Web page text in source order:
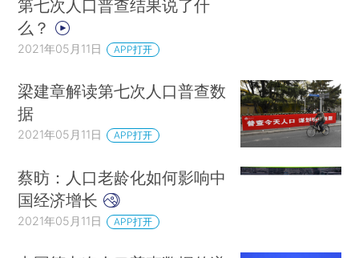
第七次人口普查结果说了什
么？
2021年05月11日 APP打开
梁建章解读第七次人口普查数
据
2021年05月11日 APP打开
蔡昉：人口老龄化如何影响中
国经济增长
2021年05月11日 APP打开